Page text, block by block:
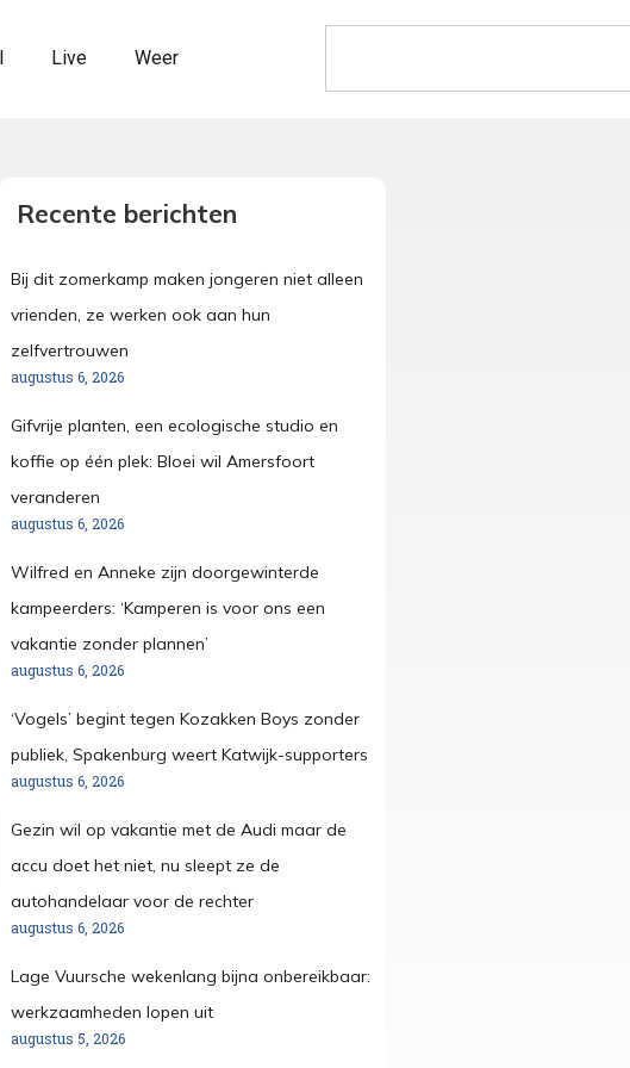
Live Weer
Recente berichten
Bij dit zomerkamp maken jongeren niet alleen
vrienden, ze werken ook aan hun
zelfvertrouwen
augustus 6, 2026
Gifvrije planten, een ecologische studio en
koffie op één plek: Bloei wil Amersfoort
veranderen
augustus 6, 2026
Wilfred en Anneke zijn doorgewinterde
kampeerders: ‘Kamperen is voor ons een
vakantie zonder plannen’
augustus 6, 2026
‘Vogels’ begint tegen Kozakken Boys zonder
publiek, Spakenburg weert Katwijk-supporters
augustus 6, 2026
Gezin wil op vakantie met de Audi maar de
accu doet het niet, nu sleept ze de
autohandelaar voor de rechter
augustus 6, 2026
Lage Vuursche wekenlang bijna onbereikbaar:
werkzaamheden lopen uit
augustus 5, 2026